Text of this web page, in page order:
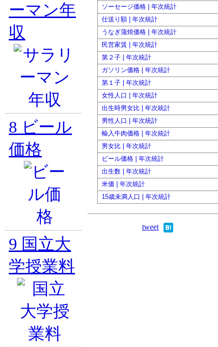
ソーセージ価格 | 年次統計
仕送り額 | 年次統計
うなぎ蒲焼価格 | 年次統計
民営家賃 | 年次統計
第２子 | 年次統計
ガソリン価格 | 年次統計
第１子 | 年次統計
女性人口 | 年次統計
出生時男女比 | 年次統計
男性人口 | 年次統計
輸入牛肉価格 | 年次統計
男女比 | 年次統計
ビール価格 | 年次統計
出生数 | 年次統計
米価 | 年次統計
15歳未満人口 | 年次統計
tweet
ーマン年
収
8 ビール
価格
9 国立大
学授業料